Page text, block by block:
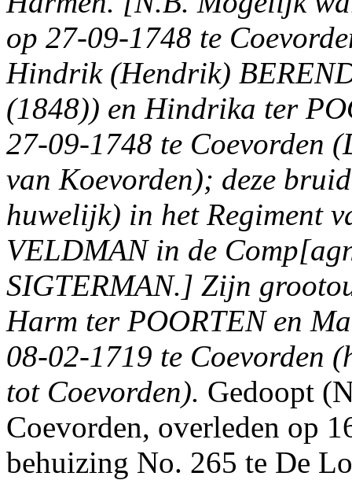
op 27-09-1748 te
Hindrik (Hendrik)
(1848)) en Hindrika ter
27-09-1748 te Coevorden
van Koevorden); deze
huwelijk) in het Regiment
VELDMAN in de
SIGTERMAN.] Zijn
Harm ter POORTEN en
08-02-1719 te Coevorden
tot Coevorden). Gedoopt
Coevorden, overleden op
behuizing No. 265 te De